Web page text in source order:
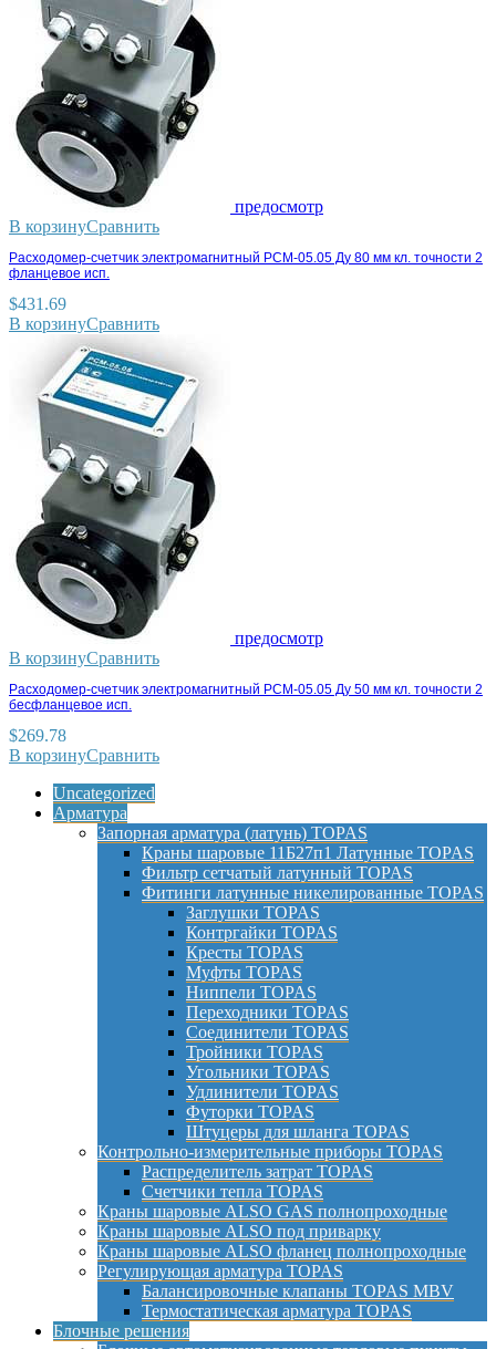
предосмотр
В корзинуСравнить
Расходомер-счетчик электромагнитный РСМ-05.05 Ду 80 мм кл. точности 2
фланцевое исп.
$431.69
В корзинуСравнить
предосмотр
В корзинуСравнить
Расходомер-счетчик электромагнитный РСМ-05.05 Ду 50 мм кл. точности 2
бесфланцевое исп.
$269.78
В корзинуСравнить
Uncategorized
Арматура
Запорная арматура (латунь) TOPAS
Краны шаровые 11Б27п1 Латунные TOPAS
Фильтр сетчатый латунный TOPAS
Фитинги латунные никелированные TOPAS
Заглушки TOPAS
Контргайки TOPAS
Кресты TOPAS
Муфты TOPAS
Ниппели TOPAS
Переходники TOPAS
Соединители TOPAS
Тройники TOPAS
Угольники TOPAS
Удлинители TOPAS
Футорки TOPAS
Штуцеры для шланга TOPAS
Контрольно-измерительные приборы TOPAS
Распределитель затрат TOPAS
Счетчики тепла TOPAS
Краны шаровые ALSO GAS полнопроходные
Краны шаровые ALSO под приварку
Краны шаровые ALSO фланец полнопроходные
Регулирующая арматура TOPAS
Балансировочные клапаны TOPAS MBV
Термостатическая арматура TOPAS
Блочные решения